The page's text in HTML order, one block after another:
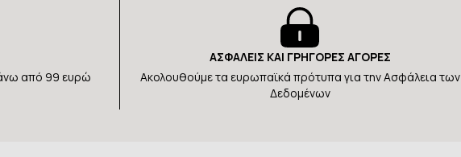
από 99 ευρώ
ΑΣΦΑΛΕΙΣ ΚΑΙ ΓΡΗΓΟΡΕΣ ΑΓΟΡΕΣ
Ακολουθούμε τα ευρωπαϊκά πρότυπα για την Ασφάλεια των
Δεδομένων